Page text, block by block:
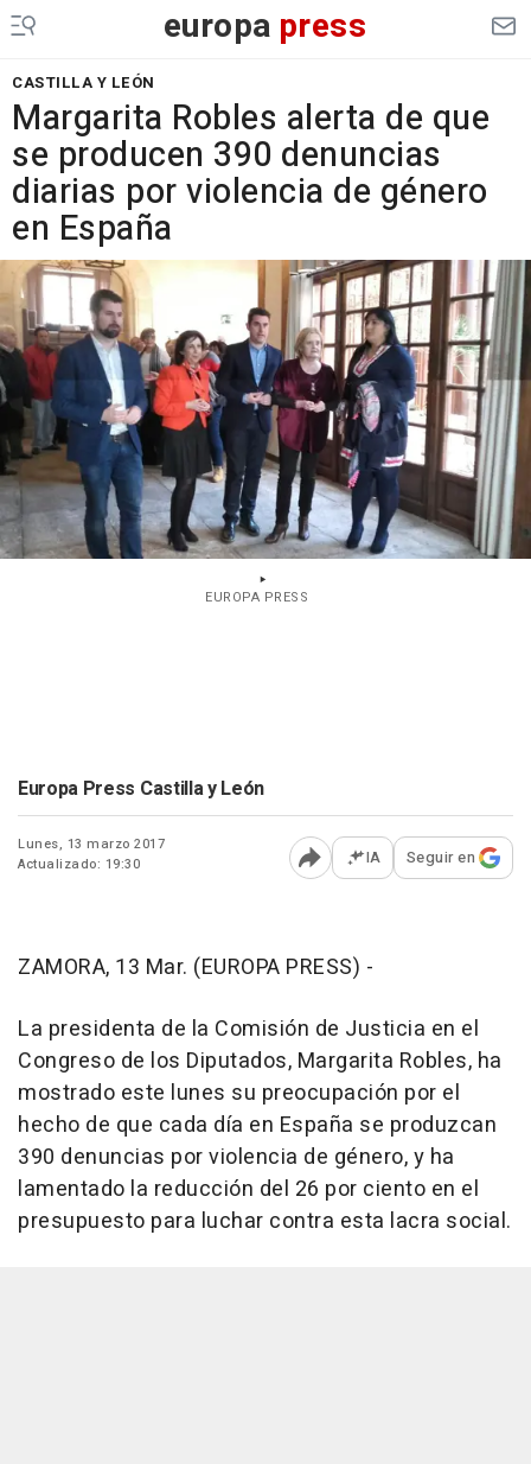
europa press
CASTILLA Y LEÓN
Margarita Robles alerta de que
se producen 390 denuncias
diarias por violencia de género
en España
EUROPA PRESS
Europa Press Castilla y León
Lunes, 13 marzo 2017
Actualizado: 19:30
Abrir opciones para
IA Seguir en
ZAMORA, 13 Mar. (EUROPA PRESS) -
La presidenta de la Comisión de Justicia en el
Congreso de los Diputados, Margarita Robles, ha
mostrado este lunes su preocupación por el
hecho de que cada día en España se produzcan
390 denuncias por violencia de género, y ha
lamentado la reducción del 26 por ciento en el
presupuesto para luchar contra esta lacra social.